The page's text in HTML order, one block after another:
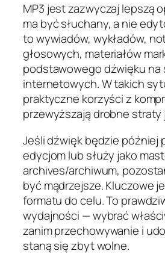
MP3 jest zazwyczaj lepszą
ma być słuchany, a nie
to wywiadów, wykładów,
głosowych, materiałów
podstawowego dźwięku na
internetowych. W takich
praktyczne korzyści z
przewyższają drobne straty
Jeśli dźwięk będzie później
edycjom lub służy jako
archives/archiwum,
być mądrzejsze. Kluczowe
formatu do celu. To
wydajności — wybrać
zanim przechowywanie i
staną się zbyt wolne.